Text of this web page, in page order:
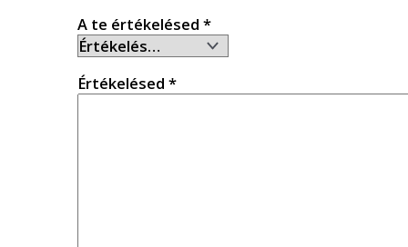
A te értékelésed *
Értékelésed *